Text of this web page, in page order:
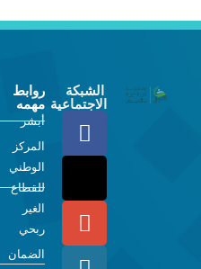
الشبكة
الاجتماعية
روابط
مهمه
أبشر
المركز
الوطني
للقطاع
الغير
ربحي
الضمان